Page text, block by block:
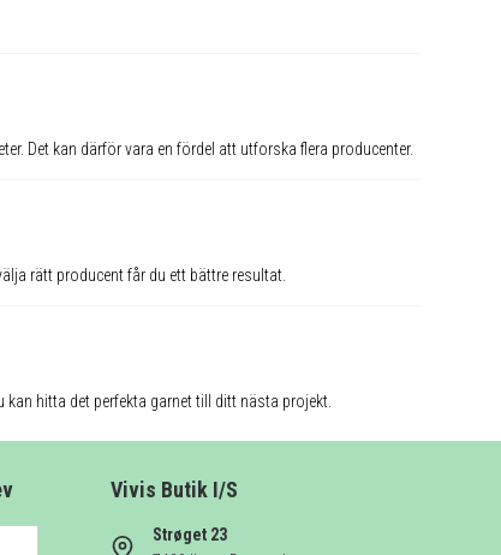
Det kan därför vara en fördel att utforska flera producenter.
rätt producent får du ett bättre resultat.
hitta det perfekta garnet till ditt nästa projekt.
Vivis Butik I/S
Strøget 23